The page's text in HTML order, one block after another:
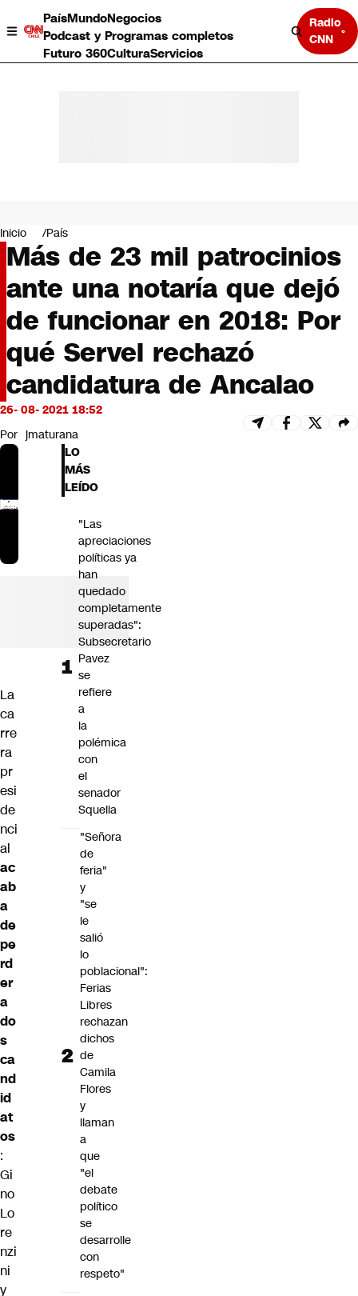
PaísMundoNegocios
Podcast y Programas completos
Futuro 360CulturaServicios
Radio
CNN
Negocios
Deportes
Programas completos
Cultura
Servicios
Bits
CNN Data
CNN tiempo
Futuro 360
Opinión
Inicio País
Más de 23 mil patrocinios
ante una notaría que dejó
de funcionar en 2018: Por
qué Servel rechazó
candidatura de Ancalao
26- 08- 2021 18:52
Por jmaturana
La
ca
rre
ra
pr
esi
de
nci
al
ac
ab
a
de
pe
rd
er
a
do
s
ca
nd
id
at
os
:
Gi
no
Lo
re
nzi
ni
y
LO
MÁS
LEÍDO
"Las
apreciaciones
políticas ya
han
quedado
completamente
superadas":
Subsecretario
Pavez
se
refiere
a
la
polémica
con
el
senador
Squella
"Señora
de
feria"
y
"se
le
salió
lo
poblacional":
Ferias
Libres
rechazan
dichos
de
Camila
Flores
y
llaman
a
que
"el
debate
político
se
desarrolle
con
respeto"